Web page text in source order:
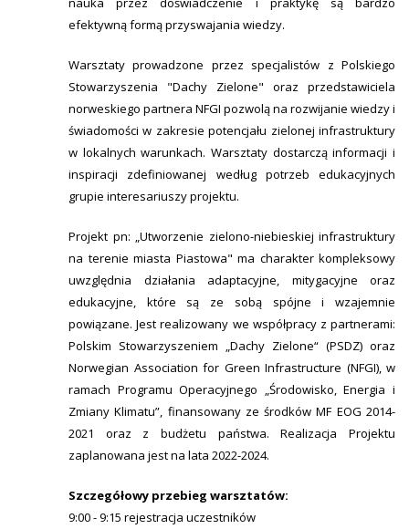
efektywną formą przyswajania wiedzy.
Warsztaty prowadzone przez specjalistów z Polskiego
Stowarzyszenia "Dachy Zielone" oraz przedstawiciela
norweskiego partnera NFGI pozwolą na rozwijanie wiedzy i
świadomości w zakresie potencjału zielonej infrastruktury
w lokalnych warunkach. Warsztaty dostarczą informacji i
inspiracji zdefiniowanej według potrzeb edukacyjnych
grupie interesariuszy projektu.
Projekt pn: „Utworzenie zielono-niebieskiej infrastruktury
na terenie miasta Piastowa" ma charakter kompleksowy
uwzględnia działania adaptacyjne, mitygacyjne oraz
edukacyjne, które są ze sobą spójne i wzajemnie
powiązane. Jest realizowany we współpracy z partnerami:
Polskim Stowarzyszeniem „Dachy Zielone“ (PSDZ) oraz
Norwegian Association for Green Infrastructure (NFGI), w
ramach Programu Operacyjnego „Środowisko, Energia i
Zmiany Klimatu”, finansowany ze środków MF EOG 2014-
2021 oraz z budżetu państwa. Realizacja Projektu
zaplanowana jest na lata 2022-2024.
Szczegółowy przebieg warsztatów:
9:00 - 9:15 rejestracja uczestników